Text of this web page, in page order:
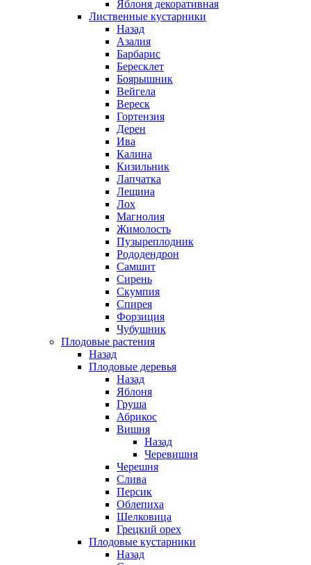
Яблоня декоративная
Лиственные кустарники
Назад
Азалия
Барбарис
Бересклет
Боярышник
Вейгела
Вереск
Гортензия
Дерен
Ива
Калина
Кизильник
Лапчатка
Лещина
Лох
Магнолия
Жимолость
Пузыреплодник
Рододендрон
Самшит
Сирень
Скумпия
Спирея
Форзиция
Чубушник
Плодовые растения
Назад
Плодовые деревья
Назад
Яблоня
Груша
Абрикос
Вишня
Назад
Черевишня
Черешня
Слива
Персик
Облепиха
Шелковица
Грецкий орех
Плодовые кустарники
Назад